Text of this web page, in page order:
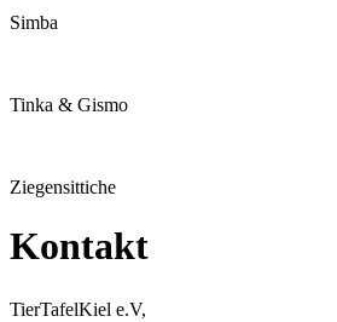
Simba
Tinka & Gismo
Ziegensittiche
Kontakt
TierTafelKiel e.V,